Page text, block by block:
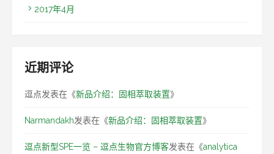
2017年4月
近期评论
逗点发表在《新品介绍：固相萃取装置》
Narmandakh发表在《新品介绍：固相萃取装置》
逗点新型SPE一览 – 逗点生物官方博客发表在《analytica